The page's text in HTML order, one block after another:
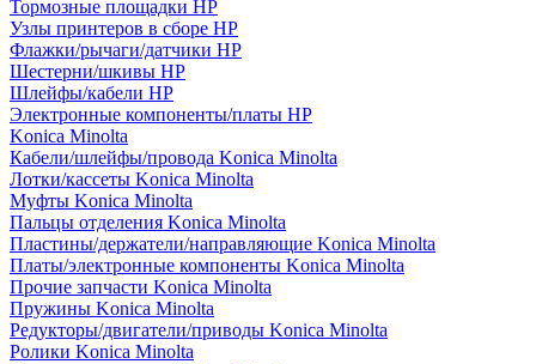
Тормозные площадки HP
Узлы принтеров в сборе HP
Флажки/рычаги/датчики HP
Шестерни/шкивы HP
Шлейфы/кабели HP
Электронные компоненты/платы HP
Konica Minolta
Кабели/шлейфы/провода Konica Minolta
Лотки/кассеты Konica Minolta
Муфты Konica Minolta
Пальцы отделения Konica Minolta
Пластины/держатели/направляющие Konica Minolta
Платы/электронные компоненты Konica Minolta
Прочие запчасти Konica Minolta
Пружины Konica Minolta
Редукторы/двигатели/приводы Konica Minolta
Ролики Konica Minolta